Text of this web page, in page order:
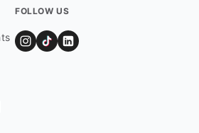
FOLLOW US